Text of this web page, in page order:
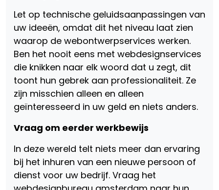
Let op technische geluidsaanpassingen van
uw ideeën, omdat dit het niveau laat zien
waarop de webontwerpservices werken.
Ben het nooit eens met webdesignservices
die knikken naar elk woord dat u zegt, dit
toont hun gebrek aan professionaliteit. Ze
zijn misschien alleen en alleen
geïnteresseerd in uw geld en niets anders.
Vraag om eerder werkbewijs
In deze wereld telt niets meer dan ervaring
bij het inhuren van een nieuwe persoon of
dienst voor uw bedrijf. Vraag het